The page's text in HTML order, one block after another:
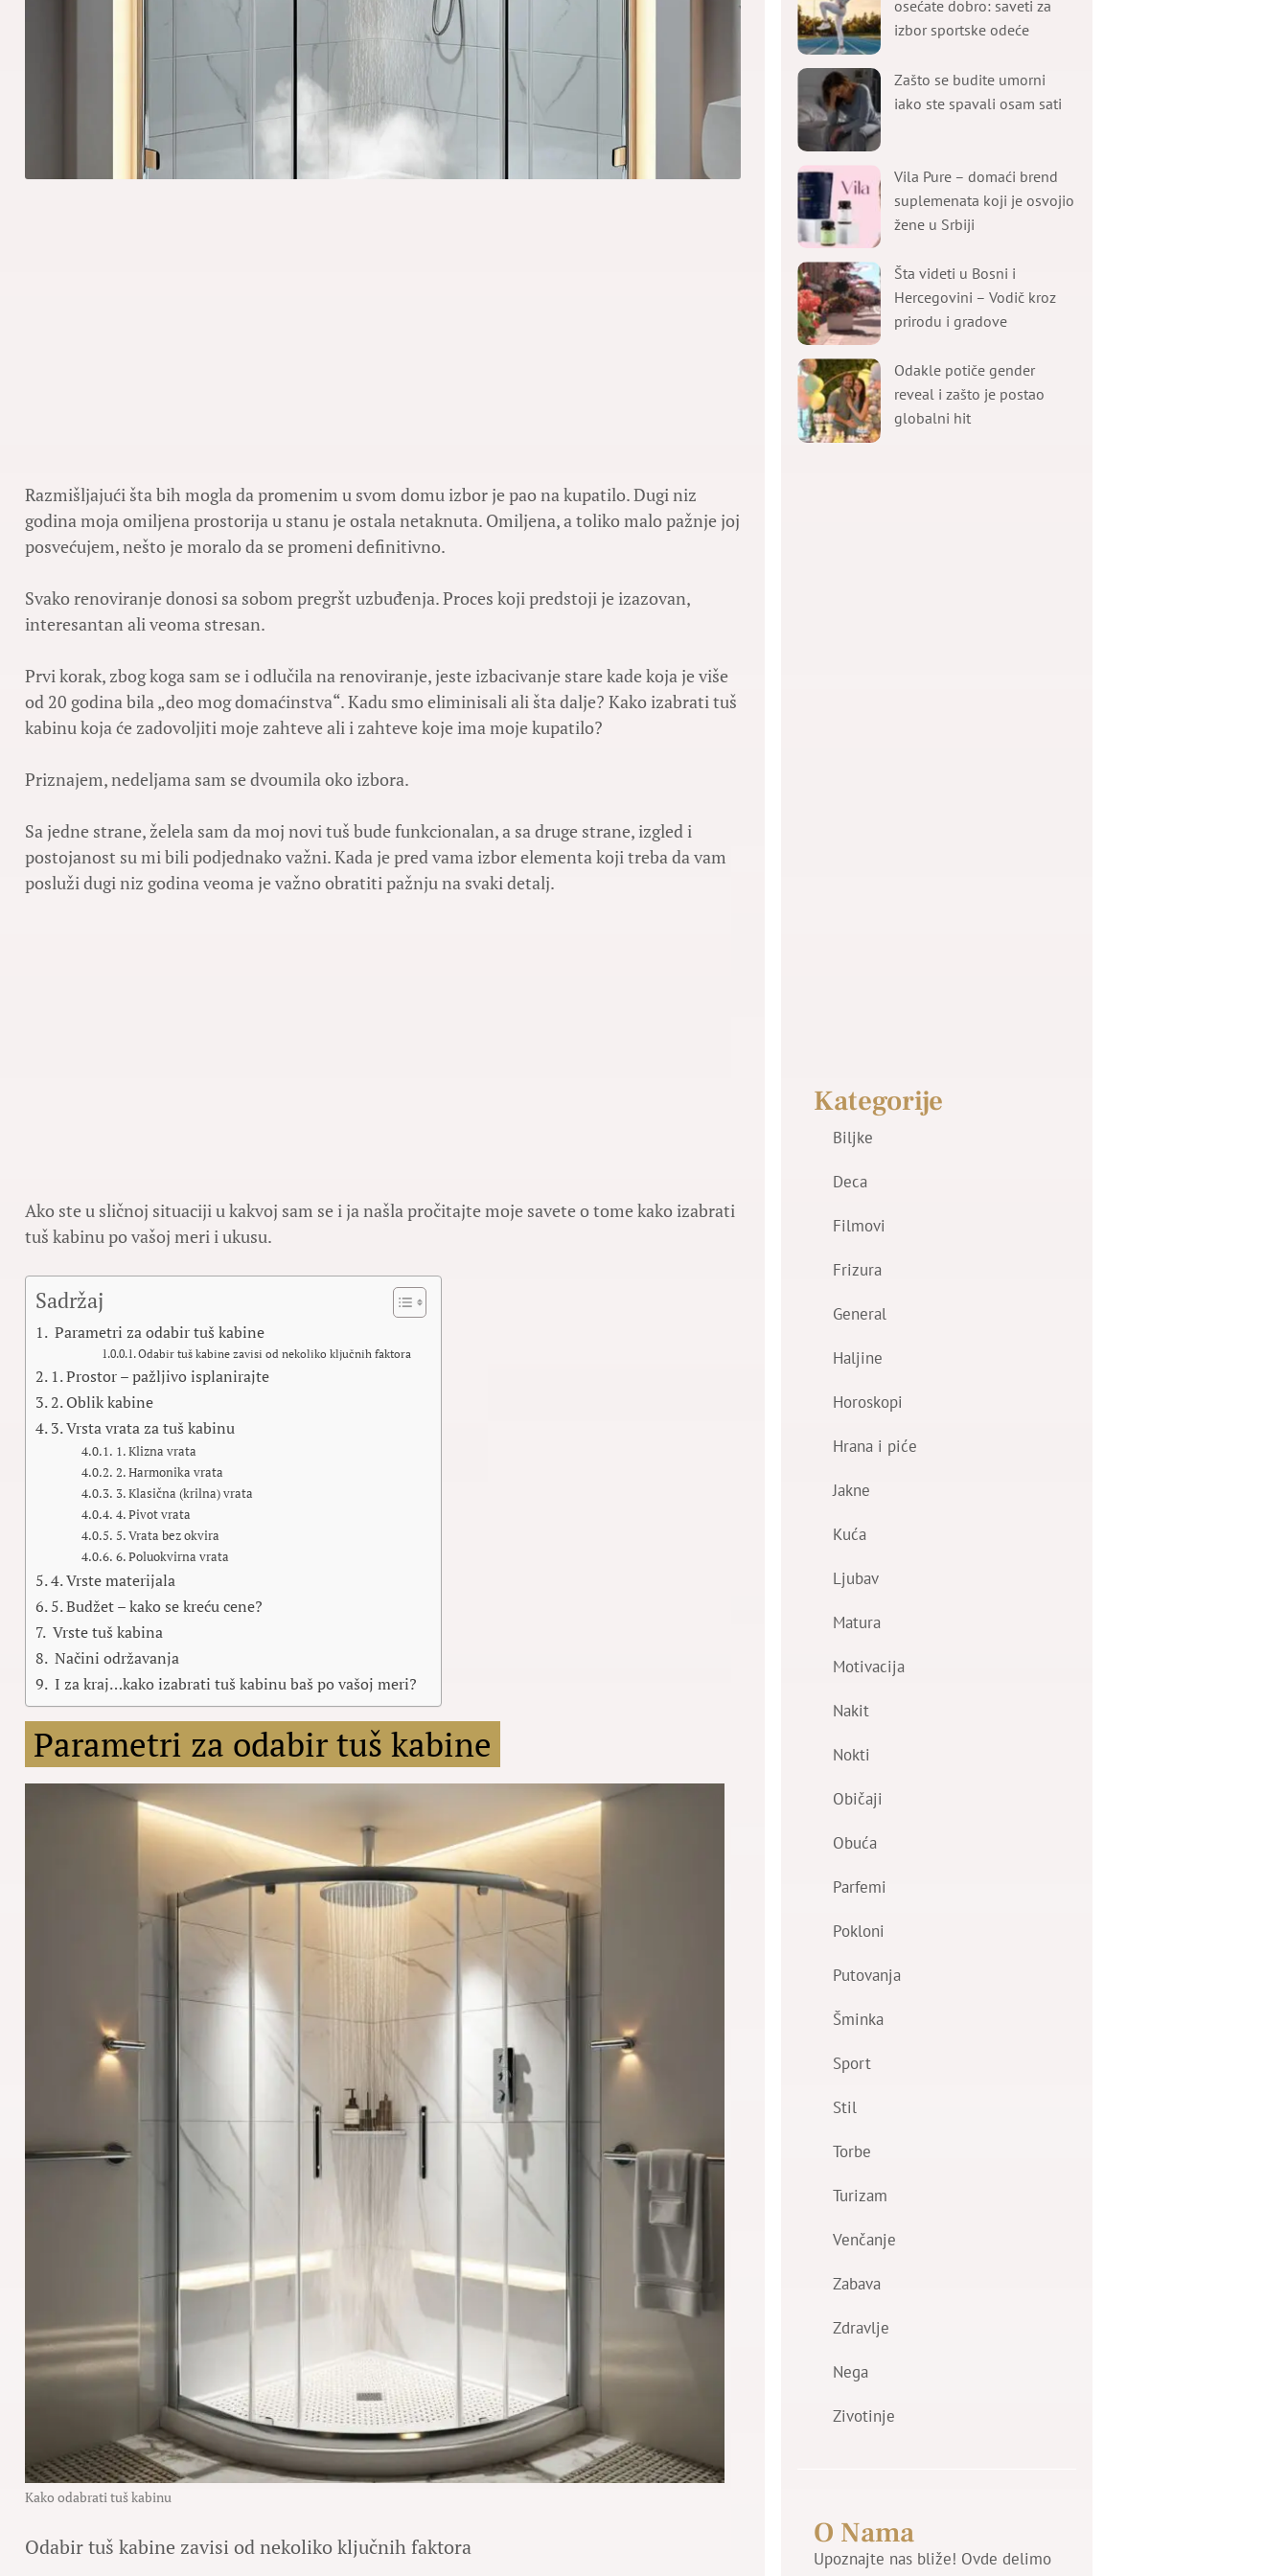
Razmišljajući šta bih mogla da promenim u svom domu izbor je pao na kupatilo. Dugi niz
godina moja omiljena prostorija u stanu je ostala netaknuta. Omiljena, a toliko malo pažnje joj
posvećujem, nešto je moralo da se promeni definitivno.
Svako renoviranje donosi sa sobom pregršt uzbuđenja. Proces koji predstoji je izazovan,
interesantan ali veoma stresan.
Prvi korak, zbog koga sam se i odlučila na renoviranje, jeste izbacivanje stare kade koja je više
od 20 godina bila „deo mog domaćinstva“. Kadu smo eliminisali ali šta dalje? Kako izabrati tuš
kabinu koja će zadovoljiti moje zahteve ali i zahteve koje ima moje kupatilo?
Priznajem, nedeljama sam se dvoumila oko izbora.
Sa jedne strane, želela sam da moj novi tuš bude funkcionalan, a sa druge strane, izgled i
postojanost su mi bili podjednako važni. Kada je pred vama izbor elementa koji treba da vam
posluži dugi niz godina veoma je važno obratiti pažnju na svaki detalj.
Ako ste u sličnoj situaciji u kakvoj sam se i ja našla pročitajte moje savete o tome kako izabrati
tuš kabinu po vašoj meri i ukusu.
Sadržaj
Parametri za odabir tuš kabine
Odabir tuš kabine zavisi od nekoliko ključnih faktora
1. Prostor – pažljivo isplanirajte
2. Oblik kabine
3. Vrsta vrata za tuš kabinu
1. Klizna vrata
2. Harmonika vrata
3. Klasična (krilna) vrata
4. Pivot vrata
5. Vrata bez okvira
6. Poluokvirna vrata
4. Vrste materijala
5. Budžet – kako se kreću cene?
Vrste tuš kabina
Načini održavanja
I za kraj…kako izabrati tuš kabinu baš po vašoj meri?
Parametri za odabir tuš kabine
Kako odabrati tuš kabinu
Odabir tuš kabine zavisi od nekoliko ključnih faktora
osećate dobro: saveti za
izbor sportske odeće
Zašto se budite umorni
iako ste spavali osam sati
Vila Pure – domaći brend
suplemenata koji je osvojio
žene u Srbiji
Šta videti u Bosni i
Hercegovini – Vodič kroz
prirodu i gradove
Odakle potiče gender
reveal i zašto je postao
globalni hit
Kategorije
Biljke
Deca
Filmovi
Frizura
General
Haljine
Horoskopi
Hrana i piće
Jakne
Kuća
Ljubav
Matura
Motivacija
Nakit
Nokti
Običaji
Obuća
Parfemi
Pokloni
Putovanja
Šminka
Sport
Stil
Torbe
Turizam
Venčanje
Zabava
Zdravlje
Nega
Zivotinje
O Nama
Upoznajte nas bliže! Ovde delimo